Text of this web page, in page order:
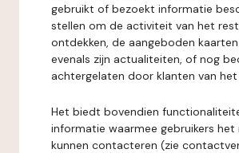
gebruikt of bezoekt informatie
stellen om de activiteit van het
ontdekken, de aangeboden
evenals zijn actualiteiten, of nog
achtergelaten door klanten van
Het biedt bovendien
informatie waarmee gebruikers het
kunnen contacteren (zie